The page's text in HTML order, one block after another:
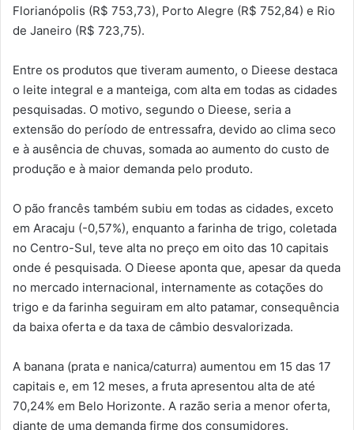
Florianópolis (R$ 753,73), Porto Alegre (R$ 752,84) e Rio
de Janeiro (R$ 723,75).
Entre os produtos que tiveram aumento, o Dieese destaca
o leite integral e a manteiga, com alta em todas as cidades
pesquisadas. O motivo, segundo o Dieese, seria a
extensão do período de entressafra, devido ao clima seco
e à ausência de chuvas, somada ao aumento do custo de
produção e à maior demanda pelo produto.
O pão francês também subiu em todas as cidades, exceto
em Aracaju (-0,57%), enquanto a farinha de trigo, coletada
no Centro-Sul, teve alta no preço em oito das 10 capitais
onde é pesquisada. O Dieese aponta que, apesar da queda
no mercado internacional, internamente as cotações do
trigo e da farinha seguiram em alto patamar, consequência
da baixa oferta e da taxa de câmbio desvalorizada.
A banana (prata e nanica/caturra) aumentou em 15 das 17
capitais e, em 12 meses, a fruta apresentou alta de até
70,24% em Belo Horizonte. A razão seria a menor oferta,
diante de uma demanda firme dos consumidores.